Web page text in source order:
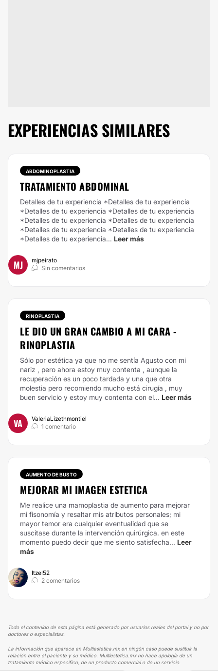
EXPERIENCIAS SIMILARES
ABDOMINOPLASTIA
TRATAMIENTO ABDOMINAL
Detalles de tu experiencia *Detalles de tu experiencia
*Detalles de tu experiencia *Detalles de tu experiencia
*Detalles de tu experiencia *Detalles de tu experiencia
*Detalles de tu experiencia *Detalles de tu experiencia
*Detalles de tu experiencia... Leer más
MJ
mjpeirato
Sin comentarios
RINOPLASTIA
LE DIO UN GRAN CAMBIO A MI CARA -
RINOPLASTIA
Sólo por estética ya que no me sentía Agusto con mi
nariz , pero ahora estoy muy contenta , aunque la
recuperación es un poco tardada y una que otra
molestia pero recomiendo mucho está cirugía , muy
buen servicio y estoy muy contenta con el... Leer más
VA
ValeriaLizethmontiel
1 comentario
AUMENTO DE BUSTO
MEJORAR MI IMAGEN ESTETICA
Me realice una mamoplastia de aumento para mejorar
mi fisonomía y resaltar mis atributos personales; mi
mayor temor era cualquier eventualidad que se
suscitase durante la intervención quirúrgica. en este
momento puedo decir que me siento satisfecha... Leer
más
Itzel52
2 comentarios
Todo el contenido de esta página está generado por usuarios reales del portal y no por
doctores o especialistas.
La información que aparece en Multiestetica.mx en ningún caso puede sustituir la
relación entre el paciente y su médico. Multiestetica.mx no hace apología de un
tratamiento médico específico, de un producto comercial o de un servicio.